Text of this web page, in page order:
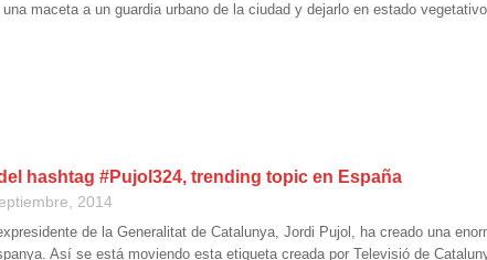
maceta a un guardia urbano de la ciudad y dejarlo en estado
hashtag #Pujol324, trending topic en España
2014
de la Generalitat de Catalunya, Jordi Pujol, ha creado una
Así se está moviendo esta etiqueta creada por Televisió de